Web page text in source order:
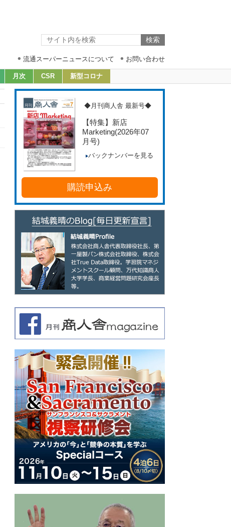
流通スーパーニュースについて お問い合わせ
月次 CSR 新型コロナ
◆月刊商人舎 最新号◆
【特集】新店
Marketing(2026年07
月号)
バックナンバーを見る
購読申込み